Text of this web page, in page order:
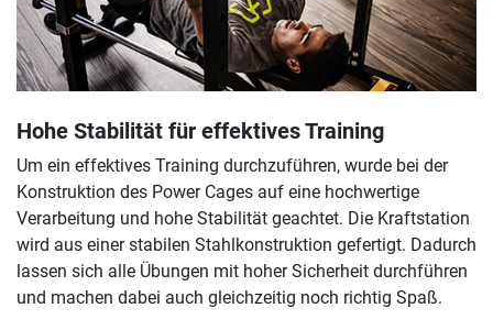
Hohe Stabilität für effektives Training
Um ein effektives Training durchzuführen, wurde bei der
Konstruktion des Power Cages auf eine hochwertige
Verarbeitung und hohe Stabilität geachtet. Die Kraftstation
wird aus einer stabilen Stahlkonstruktion gefertigt. Dadurch
lassen sich alle Übungen mit hoher Sicherheit durchführen
und machen dabei auch gleichzeitig noch richtig Spaß.